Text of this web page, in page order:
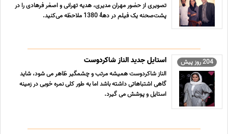
تصویری از حضور مهران مدیری، هدیه تهرانی و اصغر فرهادی را در
پشت‌صحنه یک فیلم در دهۀ 1380 ملاحظه می‌کنید.
204 روز پیش استایل جدید الناز شاکردوست
الناز شاکردوست همیشه مرتب و چشمگیر ظاهر می شود، شاید
گاهی اشتباهاتی داشته باشد اما به طور کلی نمره خوبی در زمینه
استایل و پوشش می گیرد.